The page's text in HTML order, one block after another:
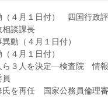
（４月１日付） 四国行政
相談課長
動（４月１日付）
４月１日付）
ら３人を決定―検査院 情
氏を再任 国家公務員倫理